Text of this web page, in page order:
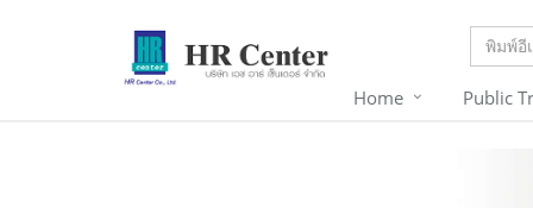
Home Public